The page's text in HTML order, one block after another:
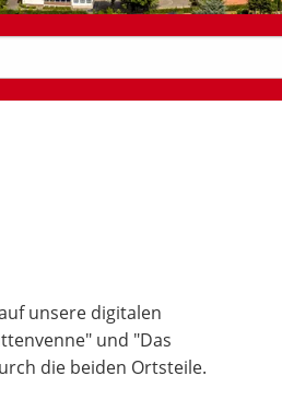
unsere digitalen
und "Das
die beiden Ortsteile.